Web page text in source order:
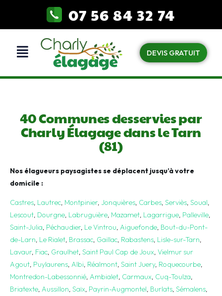
07 56 84 32 74
DEVIS GRATUIT
40 Communes desservies par
Charly Élagage dans le Tarn
(81)
Nos élagueurs paysagistes se déplacent jusqu’à votre
domicile :
Castres, Lautrec, Montpinier, Jonquières, Carbes, Serviès, Soual,
Lescout, Dourgne, Labruguière, Mazamet, Lagarrigue, Palleville,
Saint-Julia, Péchaudier, Le Vintrou, Aiguefonde, Bout-du-Pont-
de-Larn, Le Rialet, Brassac, Gaillac, Rabastens, Lisle-sur-Tarn,
Lavaur, Fiac, Graulhet, Saint Paul Cap de Joux, Vielmur sur
Agout, Puylaurens, Albi, Réalmont, Saint Juery, Roquecourbe,
Montredon-Labessonnié, Ambialet, Carmaux, Cuq-Toulza,
Briatexte, Aussillon, Saïx, Payrin-Augmontel, Burlats, Sémalens,